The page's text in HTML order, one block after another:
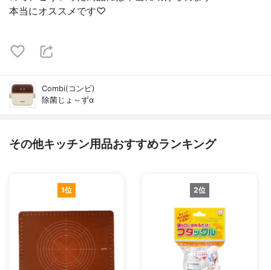
本当にオススメです♡
Combi(コンビ)
除菌じょ～ずα
その他キッチン用品おすすめランキング
1位 2位